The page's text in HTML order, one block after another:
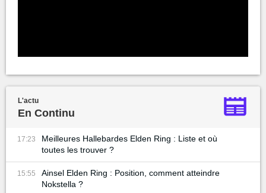
L'actu
En Continu
17:23
Meilleures Hallebardes Elden Ring : Liste et où
toutes les trouver ?
15:55
Ainsel Elden Ring : Position, comment atteindre
Nokstella ?